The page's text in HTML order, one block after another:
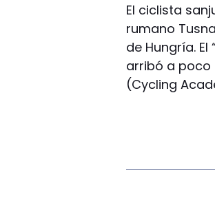
El ciclista
rumano
de Hungría.
arribó a poco
(Cycling